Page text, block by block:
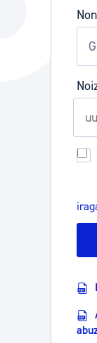
Hiria orain
Hiria
Non